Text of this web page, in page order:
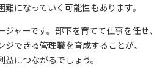
になっていく可能性もあります。
ャーです。部下を育てて仕事を任せ、
できる管理職を育成することが、
につながるでしょう。